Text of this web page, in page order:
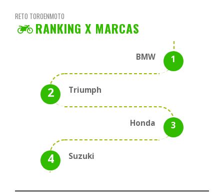
RETO TOROENMOTO
RANKING X MARCAS
BMW
Triumph
Honda
Suzuki